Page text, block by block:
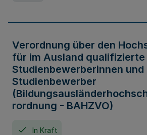
Verordnung über den
für im Ausland qualifizierte
Studienbewerberinnen und
Studienbewerber
rordnung - BAHZVO)
In Kraft